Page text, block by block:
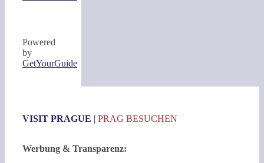
Powered
by
GetYourGuide
VISIT PRAGUE | PRAG BESUCHEN
Werbung & Transparenz: